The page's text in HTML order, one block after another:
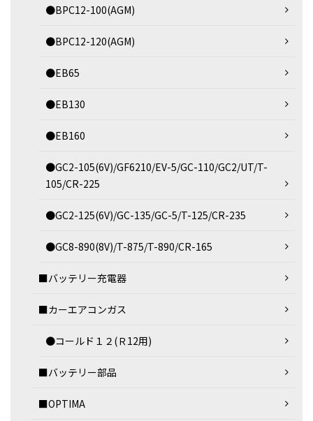
●BPC12-100(AGM)
●BPC12-120(AGM)
●EB65
●EB130
●EB160
●GC2-105(6V)/GF6210/EV-5/GC-110/GC2/UT/T-
105/CR-225
●GC2-125(6V)/GC-135/GC-5/T-125/CR-235
●GC8-890(8V)/T-875/T-890/CR-165
■バッテリー充電器
■カーエアコンガス
●コールド１２(Ｒ12用)
■バッテリー部品
■OPTIMA